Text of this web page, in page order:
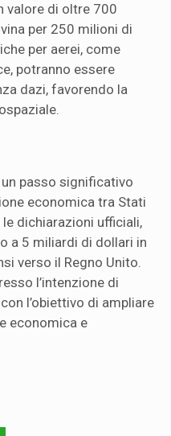
valore di oltre 700
per 250 milioni di
per aerei, come
potranno essere
dazi, favorendo la
passo significativo
economica tra Stati
dichiarazioni ufficiali,
a 5 miliardi di dollari in
verso il Regno Unito.
l’intenzione di
l’obiettivo di ampliare
economica e